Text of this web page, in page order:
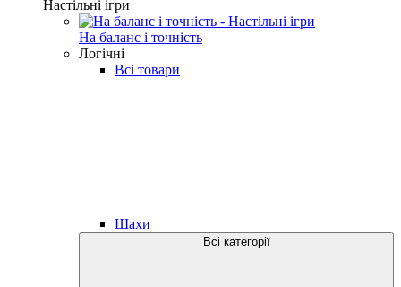
Настільні ігри
На баланс і точність
Логічні
Всі товари
Шахи
Всі категорії